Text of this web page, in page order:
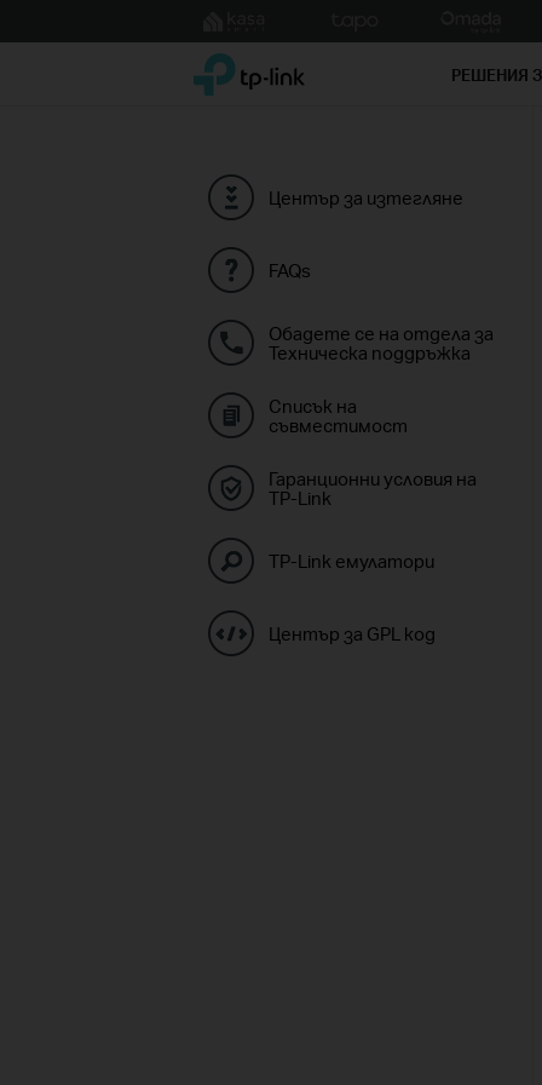
to
TP-Link, Reliably Smart РЕШЕНИЯ
Център за изтегляне
FAQs
Обадете се на отдела за
Техническа поддръжка
Списък на
съвместимост
Гаранционни условия на
TP-Link
TP-Link емулатори
Център за GPL код